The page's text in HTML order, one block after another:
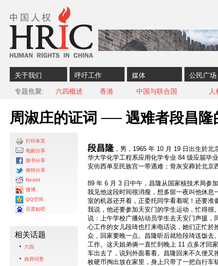
关于我们 呼吁工作 媒体 公民广场
专题焦聚 六四概述 香港 中国与联合国 人
周淑庄的证词 ── 遇难者段昌隆
打印本页
电邮分享
脸书分享
推特分享
Reddit
微博
QQ空间
百度贴吧
相关话题
六四
政府问责
段昌隆 ，男，1965 年 10 月 19 日出生於
华大学化学工程系应用化学专业 84 级应届毕
安街西单至民族宫一带遇难；骨灰安葬於北京
89 年 6 月 3 日中午，昌隆从国家核技术局参
我见他这段时间很消瘦，想多留一夜叫他休息
室的机器还开着，正委托同学看着呢！还要准
我说，他还要参加天安门的学生运动，忙得很
说：上午学校广播站动员学生去天安门声援，
心工作的女儿段琦也打来电话说，她们正忙於
众，回家要晚一点。昌隆听后就给段琦送饭去
工作。这天姐弟俩一直忙到晚上 11 点多才回
车出去了，说到外面看看。昌隆回来不久便又
枚硬币掏出放在家里，身上只带了一把自行车